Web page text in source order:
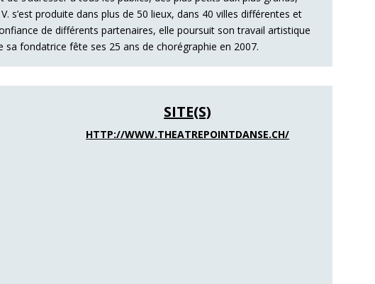
s’est produite dans plus de 50 lieux, dans 40 villes différentes et
de différents partenaires, elle poursuit son travail artistique
fondatrice fête ses 25 ans de chorégraphie en 2007.
SITE(S)
HTTP://WWW.THEATREPOINTDANSE.CH/